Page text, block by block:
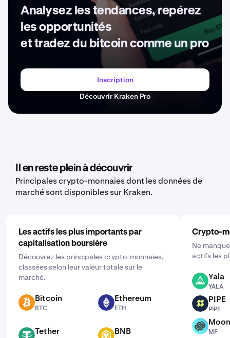
Analysez les tendances, repérez
les opportunités
et tradez du bitcoin comme un pro
Inscription
Découvrir Kraken Pro
Il en reste plein à découvrir
Principales crypto-monnaies dont les données de
marché sont disponibles sur Kraken.
Les actifs les plus importants par
capitalisation boursière
Découvrez les principales crypto-monnaies,
classées selon leur valeur totale sur le
marché.
BTC Bitcoin
BTC
ETH Ethereum
ETH
USDT Tether BNB BNB
Crypto-
Ne
actifs les
YALA Yala
YALA
PIPE PIPE
PIPE
MF
MF